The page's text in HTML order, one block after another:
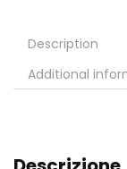
Description
Additional